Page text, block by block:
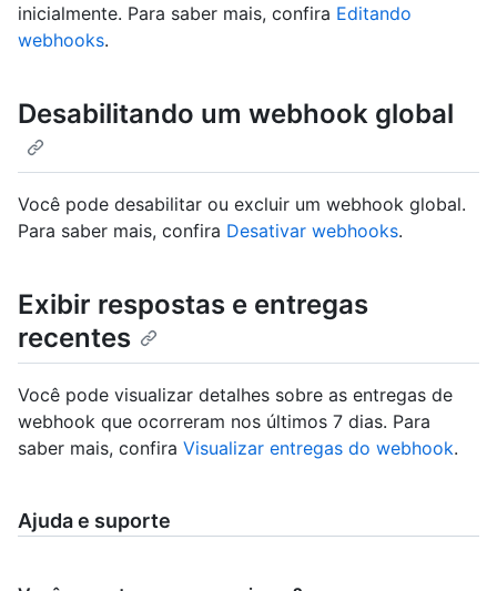
inicialmente. Para saber mais, confira Editando
webhooks.
Desabilitando um webhook global
Você pode desabilitar ou excluir um webhook global.
Para saber mais, confira Desativar webhooks.
Exibir respostas e entregas
recentes
Você pode visualizar detalhes sobre as entregas de
webhook que ocorreram nos últimos 7 dias. Para
saber mais, confira Visualizar entregas do webhook.
Ajuda e suporte